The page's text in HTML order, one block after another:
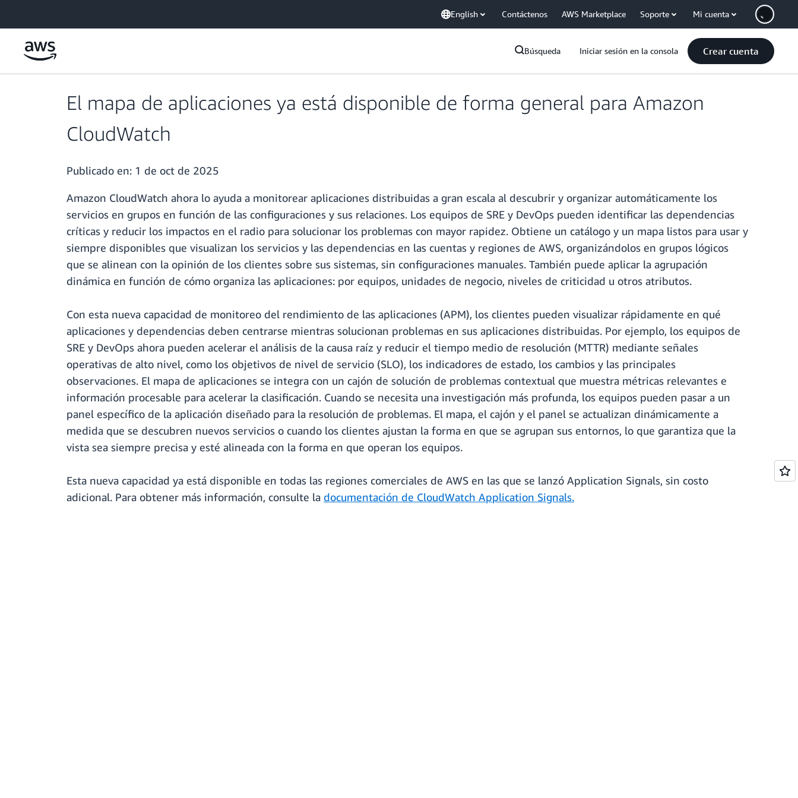
English Contáctenos AWS Marketplace Soporte Mi cuenta
Búsqueda Iniciar sesión en la consola Crear cuenta
El mapa de aplicaciones ya está disponible de forma general para Amazon
CloudWatch
Publicado en: 1 de oct de 2025
Amazon CloudWatch ahora lo ayuda a monitorear aplicaciones distribuidas a gran escala al descubrir y organizar automáticamente los
servicios en grupos en función de las configuraciones y sus relaciones. Los equipos de SRE y DevOps pueden identificar las dependencias
críticas y reducir los impactos en el radio para solucionar los problemas con mayor rapidez. Obtiene un catálogo y un mapa listos para usar y
siempre disponibles que visualizan los servicios y las dependencias en las cuentas y regiones de AWS, organizándolos en grupos lógicos
que se alinean con la opinión de los clientes sobre sus sistemas, sin configuraciones manuales. También puede aplicar la agrupación
dinámica en función de cómo organiza las aplicaciones: por equipos, unidades de negocio, niveles de criticidad u otros atributos.
Con esta nueva capacidad de monitoreo del rendimiento de las aplicaciones (APM), los clientes pueden visualizar rápidamente en qué
aplicaciones y dependencias deben centrarse mientras solucionan problemas en sus aplicaciones distribuidas. Por ejemplo, los equipos de
SRE y DevOps ahora pueden acelerar el análisis de la causa raíz y reducir el tiempo medio de resolución (MTTR) mediante señales
operativas de alto nivel, como los objetivos de nivel de servicio (SLO), los indicadores de estado, los cambios y las principales
observaciones. El mapa de aplicaciones se integra con un cajón de solución de problemas contextual que muestra métricas relevantes e
información procesable para acelerar la clasificación. Cuando se necesita una investigación más profunda, los equipos pueden pasar a un
panel específico de la aplicación diseñado para la resolución de problemas. El mapa, el cajón y el panel se actualizan dinámicamente a
medida que se descubren nuevos servicios o cuando los clientes ajustan la forma en que se agrupan sus entornos, lo que garantiza que la
vista sea siempre precisa y esté alineada con la forma en que operan los equipos.
Esta nueva capacidad ya está disponible en todas las regiones comerciales de AWS en las que se lanzó Application Signals, sin costo
adicional. Para obtener más información, consulte la documentación de CloudWatch Application Signals.